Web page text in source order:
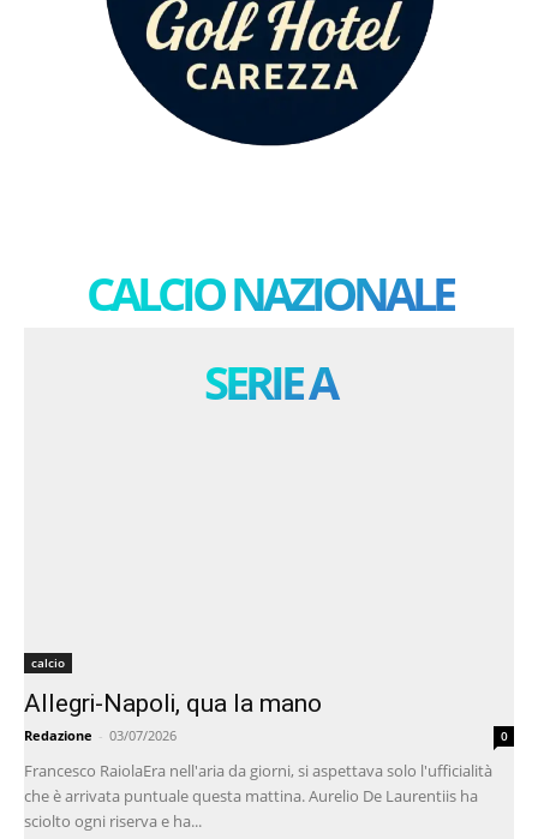
Mondialissimo 10 giugno
02:15
mondialissimo 9 luglio
01:17
CALCIO NAZIONALE
SERIE A
calcio
Allegri-Napoli, qua la mano
Redazione - 03/07/2026 0
Francesco RaiolaEra nell'aria da giorni, si aspettava solo l'ufficialità
che è arrivata puntuale questa mattina. Aurelio De Laurentiis ha
sciolto ogni riserva e ha...